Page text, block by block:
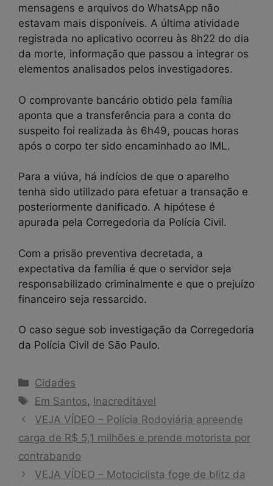
mensagens e arquivos do WhatsApp não
estavam mais disponíveis. A última atividade
registrada no aplicativo ocorreu às 8h22 do dia
da morte, informação que passou a integrar os
elementos analisados pelos investigadores.
O comprovante bancário obtido pela família
aponta que a transferência para a conta do
suspeito foi realizada às 6h49, poucas horas
após o corpo ter sido encaminhado ao IML.
Para a viúva, há indícios de que o aparelho
tenha sido utilizado para efetuar a transação e
posteriormente danificado. A hipótese é
apurada pela Corregedoria da Polícia Civil.
Com a prisão preventiva decretada, a
expectativa da família é que o servidor seja
responsabilizado criminalmente e que o prejuízo
financeiro seja ressarcido.
O caso segue sob investigação da Corregedoria
da Polícia Civil de São Paulo.
Categorias
Cidades
Tags
Em Santos, Inacreditável
VEJA VÍDEO – Polícia Rodoviária apreende
carga de R$ 5,1 milhões e prende motorista por
contrabando
VEJA VÍDEO – Motociclista foge de blitz da